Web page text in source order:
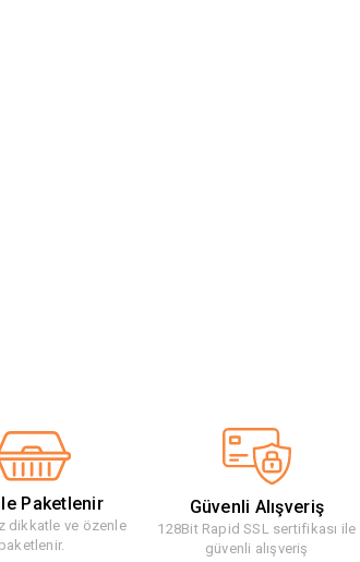
Paketlenir
dikkatle ve özenle
paketlenir.
Güvenli Alışveriş
128Bit Rapid SSL sertifikası ile
güvenli alışveriş